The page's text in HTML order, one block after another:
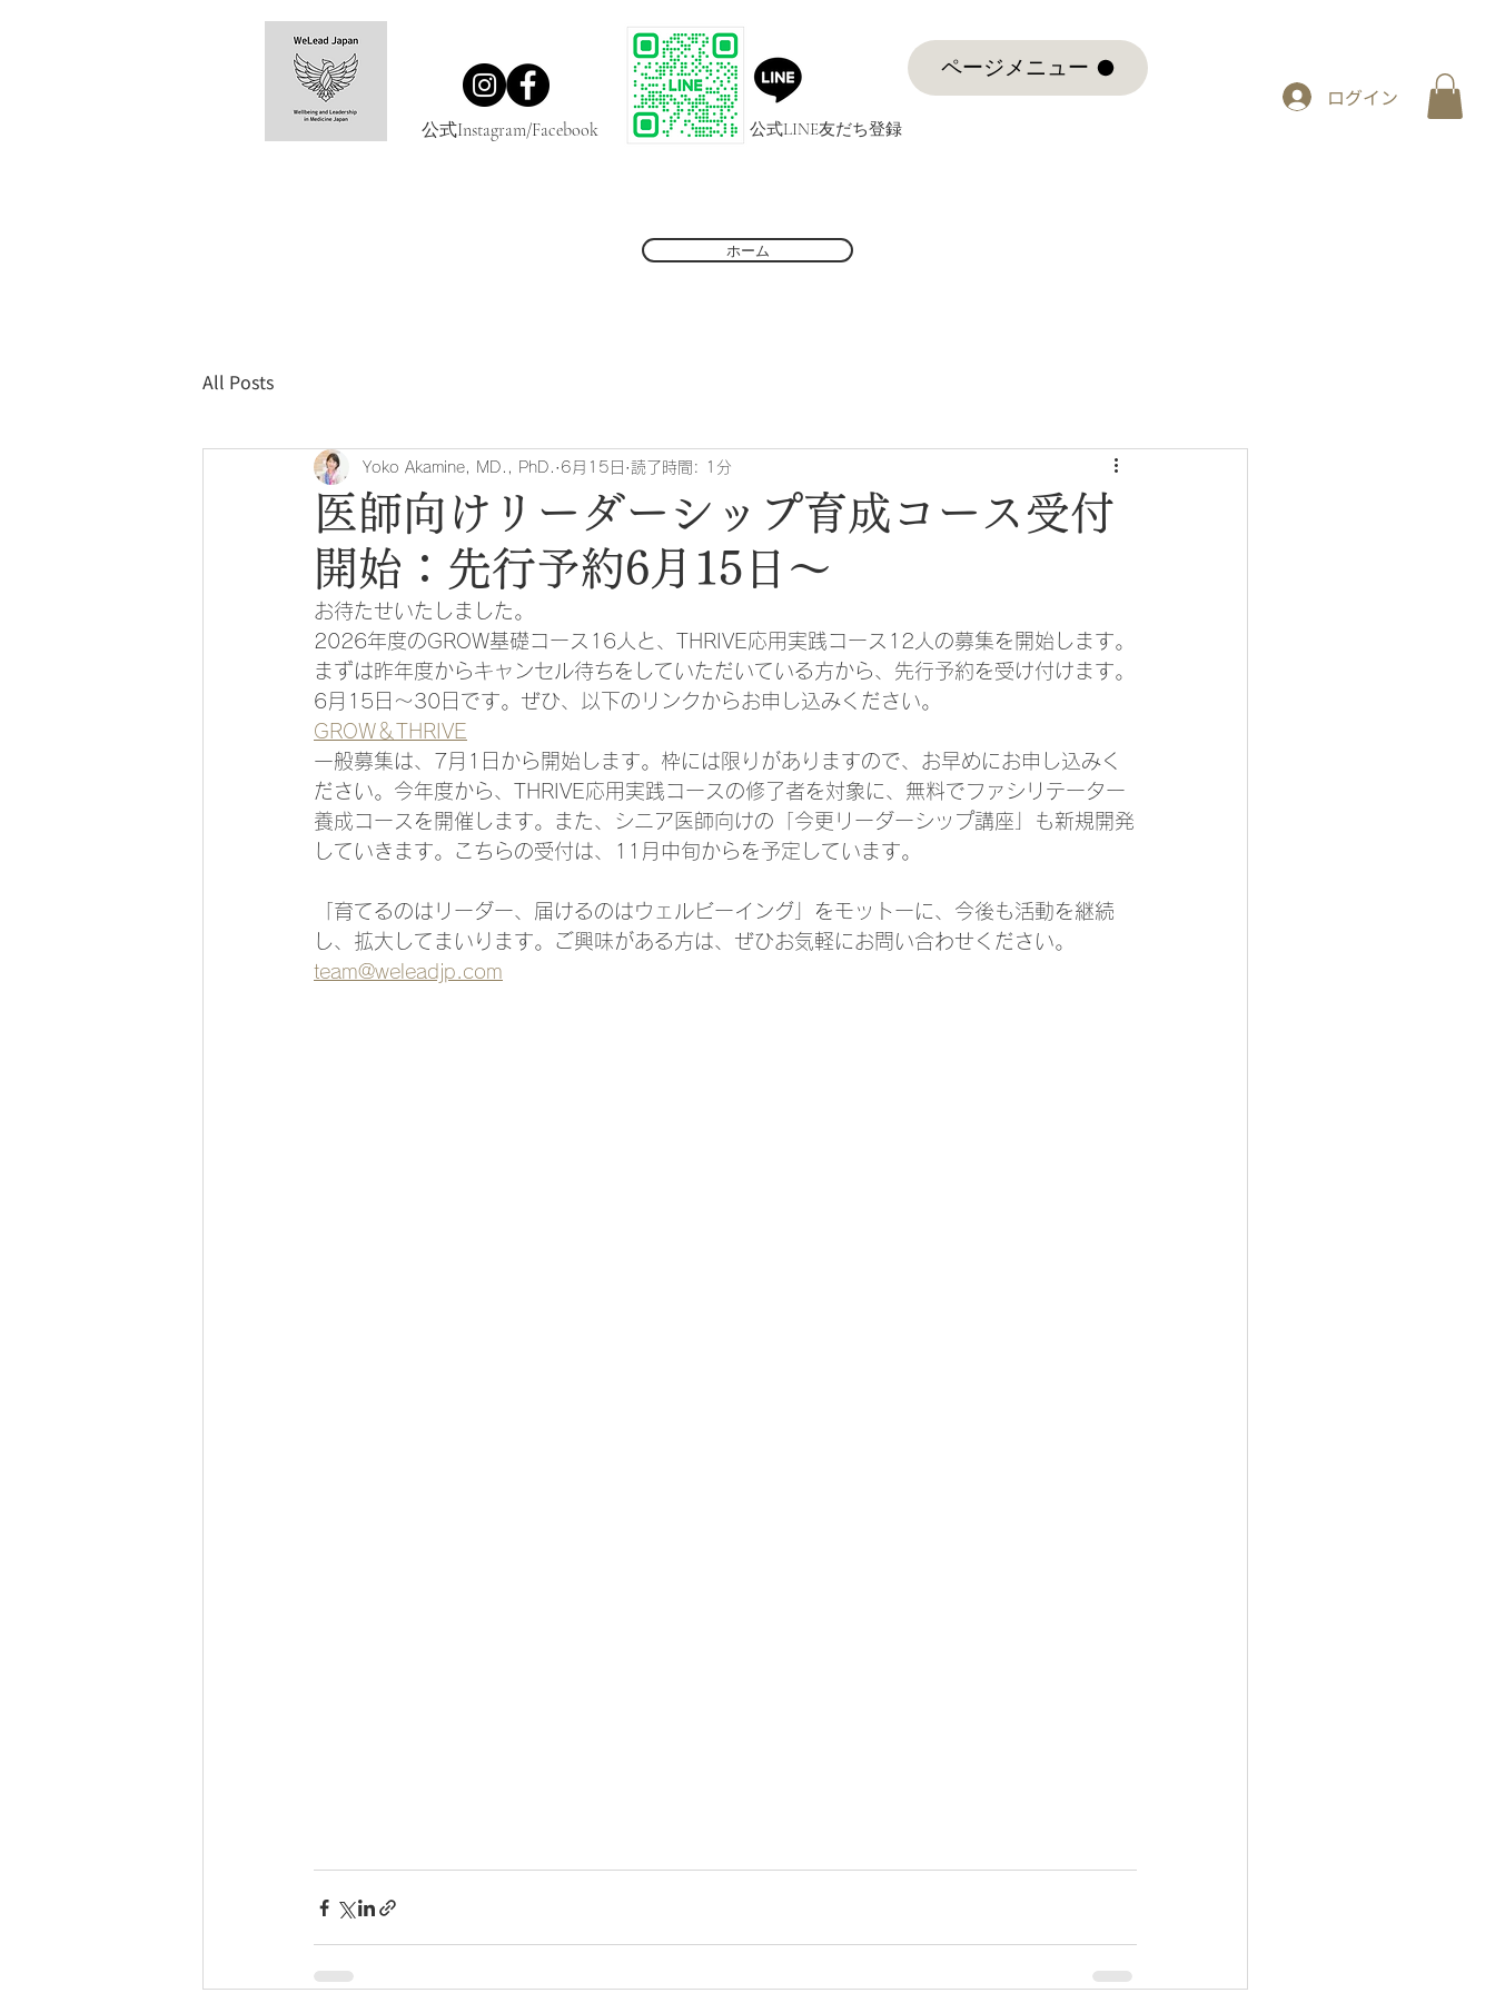
公式Instagram/Facebook
ページメニュー
公式LINE友だち登録
ログイン
ホーム
All Posts
医師向けリーダーシップ育成コース受付
開始：先行予約6月15日～
Yoko Akamine, MD., PhD. 6月15日 読了時間: 1分
お待たせいたしました。
2026年度のGROW基礎コース16人と、THRIVE応用実践コース12人の募集を開始します。
まずは昨年度からキャンセル待ちをしていただいている方から、先行予約を受け付けます。
6月15日～30日です。ぜひ、以下のリンクからお申し込みください。
GROW＆THRIVE
一般募集は、7月1日から開始します。枠には限りがありますので、お早めにお申し込みく
ださい。今年度から、THRIVE応用実践コースの修了者を対象に、無料でファシリテーター
養成コースを開催します。また、シニア医師向けの「今更リーダーシップ講座」も新規開発
していきます。こちらの受付は、11月中旬からを予定しています。
「育てるのはリーダー、届けるのはウェルビーイング」をモットーに、今後も活動を継続
し、拡大してまいります。ご興味がある方は、ぜひお気軽にお問い合わせください。
team@weleadjp.com